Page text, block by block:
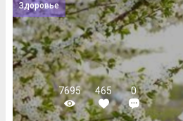
Здоровье
7695 465 0